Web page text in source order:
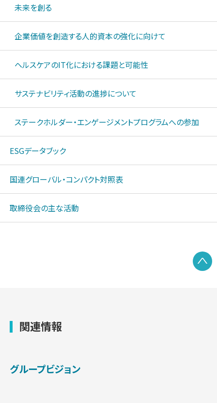
未来を創る
企業価値を創造する人的資本の強化に向けて
ヘルスケアのIT化における課題と可能性
サステナビリティ活動の進捗について
ステークホルダー・エンゲージメントプログラムへの参加
ESGデータブック
国連グローバル・コンパクト対照表
取締役会の主な活動
関連情報
グループビジョン